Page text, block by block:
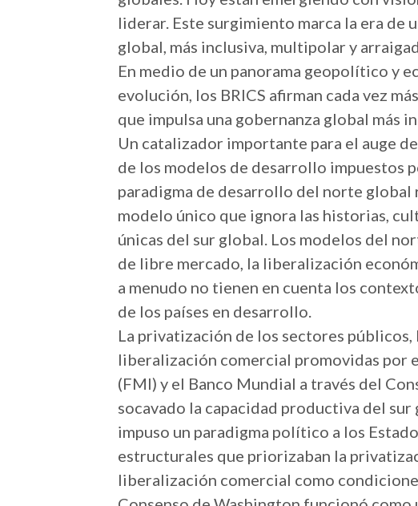
liderar. Este surgimiento marca la era de
global, más inclusiva, multipolar y
En medio de un panorama geopolítico y
evolución, los BRICS afirman cada vez
que impulsa una gobernanza global más
Un catalizador importante para el auge
de los modelos de desarrollo impuestos
paradigma de desarrollo del norte global
modelo único que ignora las historias,
únicas del sur global. Los modelos del
de libre mercado, la liberalización
a menudo no tienen en cuenta los
de los países en desarrollo.
La privatización de los sectores
liberalización comercial promovidas por
(FMI) y el Banco Mundial a través del
socavado la capacidad productiva del
impuso un paradigma político a los
estructurales que priorizaban la
liberalización comercial como